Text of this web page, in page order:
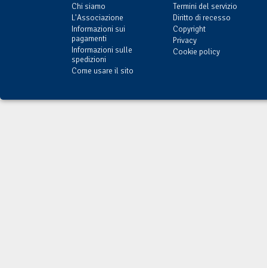
Chi siamo
L'Associazione
Informazioni sui
pagamenti
Informazioni sulle
spedizioni
Come usare il sito
Termini del servizio
Diritto di recesso
Copyright
Privacy
Cookie policy